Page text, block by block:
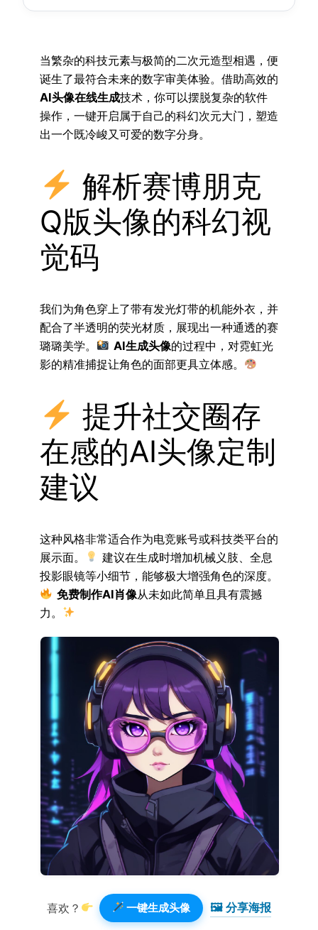
当繁杂的科技元素与极简的二次元造型相遇，便
诞生了最符合未来的数字审美体验。借助高效的
AI头像在线生成技术，你可以摆脱复杂的软件
操作，一键开启属于自己的科幻次元大门，塑造
出一个既冷峻又可爱的数字分身。
解析赛博朋克
Q版头像的科幻视
觉码
我们为角色穿上了带有发光灯带的机能外衣，并
配合了半透明的荧光材质，展现出一种通透的赛
璐璐美学。
AI生成头像的过程中，对霓虹光
影的精准捕捉让角色的面部更具立体感。
提升社交圈存
在感的AI头像定制
建议
这种风格非常适合作为电竞账号或科技类平台的
展示面。
建议在生成时增加机械义肢、全息
投影眼镜等小细节，能够极大增强角色的深度。
免费制作AI肖像从未如此简单且具有震撼
力。
喜欢？ 一键生成头像 🖼 分享海报️